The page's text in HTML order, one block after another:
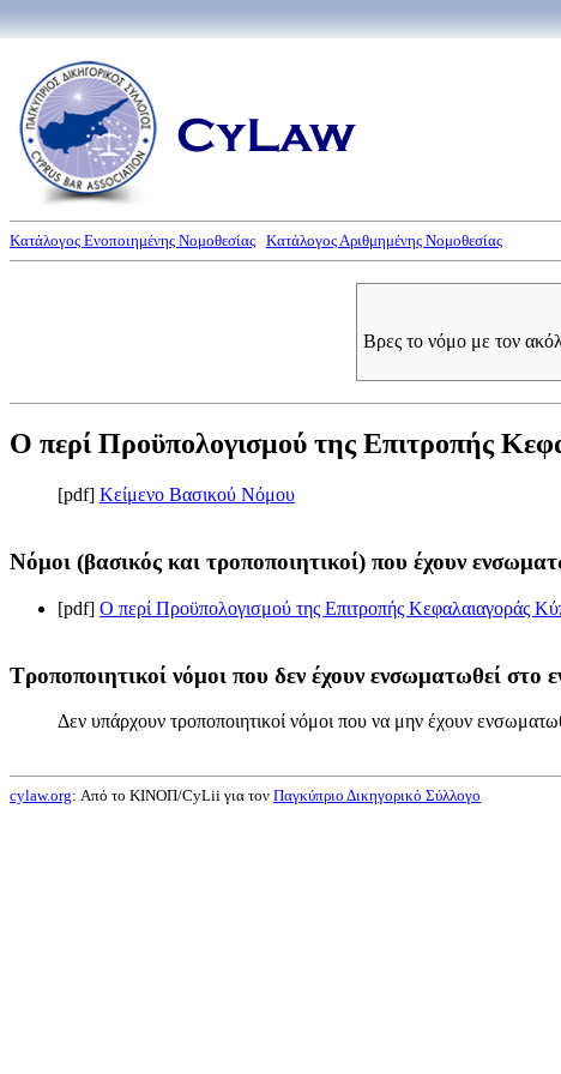
Κατάλογος Ενοποιημένης Νομοθεσίας Κατάλογος Αριθμημένης Νομοθεσίας
Βρες το νόμο με τον
Ο περί Προϋπολογισμού της Επιτροπής
[pdf] Κείμενο Βασικού Νόμου
Νόμοι (βασικός και τροποποιητικοί) που έχουν
[pdf] Ο περί Προϋπολογισμού της Επιτροπής Κεφαλαιαγοράς
Τροποποιητικοί νόμοι που δεν έχουν ενσωματωθεί στο
Δεν υπάρχουν τροποποιητικοί νόμοι που να μην έχουν
cylaw.org: Από το ΚΙΝOΠ/CyLii για τον Παγκύπριο Δικηγορικό Σύλλογο